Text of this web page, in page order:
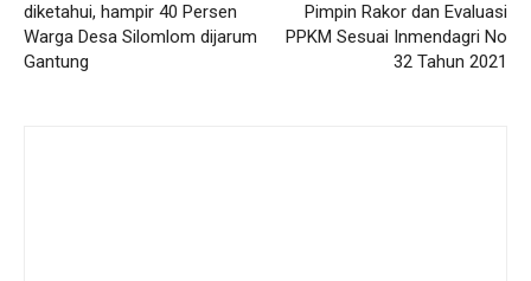
diketahui, hampir 40 Persen
Warga Desa Silomlom dijarum
Gantung
Pimpin Rakor dan Evaluasi
PPKM Sesuai Inmendagri No
32 Tahun 2021